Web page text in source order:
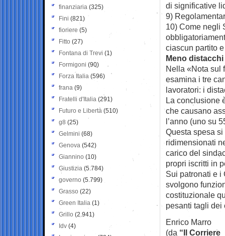
di significative
9)
10) Come negli
ciascun partito
Meno
Nella «Nota sul
esamina i tre
lavoratori: i
La conclusione
che causano
l’anno (uno su
Questa spesa
ridimensionati
carico del
propri iscritti in
Sui patronati e i
svolgono
costituzionale
pesanti tagli dei
Enrico Marro
(da “Il
finanziaria (325)
Fini (821)
fioriere (5)
Fitto (27)
Fontana di Trevi (1)
Formigoni (90)
Forza Italia (596)
frana (9)
Fratelli d'Italia (291)
Futuro e Libertà (510)
g8 (25)
Gelmini (68)
Genova (542)
Giannino (10)
Giustizia (5.784)
governo (5.799)
Grasso (22)
Green Italia (1)
Grillo (2.941)
Idv (4)